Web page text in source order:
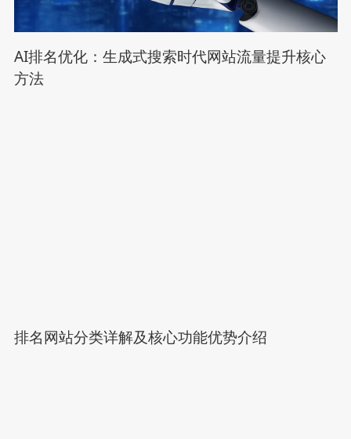
AI排名优化：生成式搜索时代网站流量提升核心
方法
排名网站分类详解及核心功能优势介绍